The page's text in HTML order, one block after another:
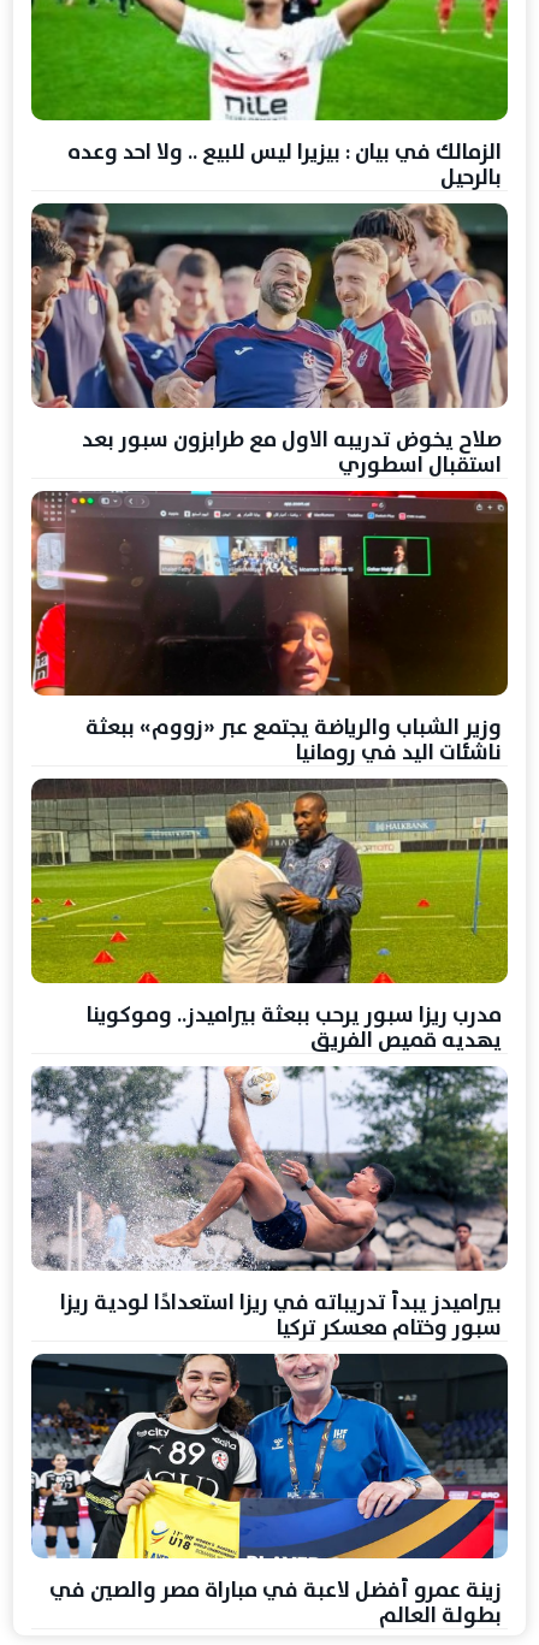
الزمالك في بيان : بيزيرا ليس للبيع .. ولا احد وعده
بالرحيل
صلاح يخوض تدريبه الاول مع طرابزون سبور بعد
استقبال اسطوري
وزير الشباب والرياضة يجتمع عبر «زووم» ببعثة
ناشئات اليد في رومانيا
مدرب ريزا سبور يرحب ببعثة بيراميدز.. وموكوينا
يهديه قميص الفريق
بيراميدز يبدأ تدريباته في ريزا استعدادًا لودية ريزا
سبور وختام معسكر تركيا
زينة عمرو أفضل لاعبة في مباراة مصر والصين في
بطولة العالم